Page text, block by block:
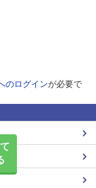
のログインが必要で